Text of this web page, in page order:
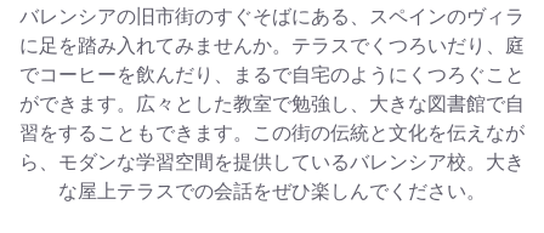
バレンシアの旧市街のすぐそばにある、スペインのヴィラ
に足を踏み入れてみませんか。テラスでくつろいだり、庭
でコーヒーを飲んだり、まるで自宅のようにくつろぐこと
ができます。広々とした教室で勉強し、大きな図書館で自
習をすることもできます。この街の伝統と文化を伝えなが
ら、モダンな学習空間を提供しているバレンシア校。大き
な屋上テラスでの会話をぜひ楽しんでください。